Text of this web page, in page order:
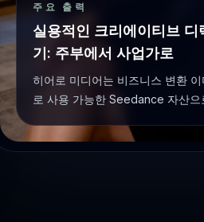
주요 출력
실용적인 크리에이티브
기: 주부에서 사업가로
히어로 미디어는 비즈니스 변환
로 사용 가능한 Seedance 자산